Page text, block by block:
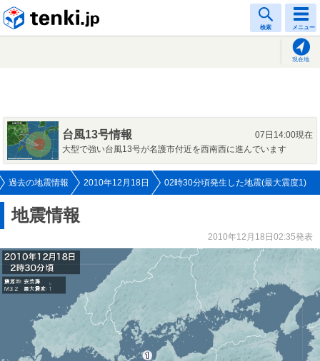
検索 メニュー
現在地
台風13号情報
07日14:00現在
大型で強い台風13号が名護市付近を西南西に進んでいます
過去の地震情報 2010年12月18日 02時30分頃発生した地震(最大震度1)
地震情報
2010年12月18日02:35発表